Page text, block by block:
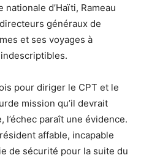
d’Haïti, Rameau
généraux de
et ses voyages à
pour diriger le CPT et le
mission qu’il devrait
paraît une évidence.
affable, incapable
de sécurité pour la suite du